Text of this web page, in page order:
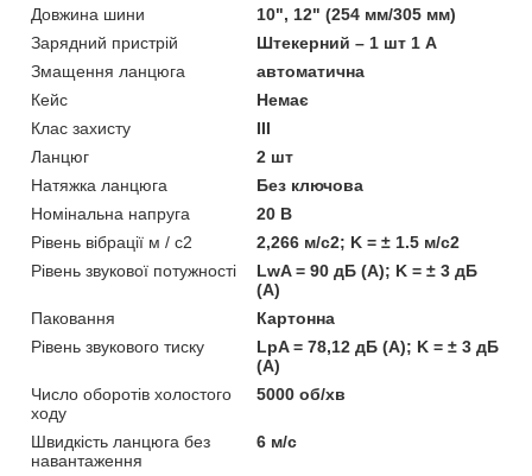
Довжина шини
10", 12" (254 мм/305 мм)
Зарядний пристрій
Штекерний – 1 шт 1 А
Змащення ланцюга
автоматична
Кейс
Немає
Клас захисту
III
Ланцюг
2 шт
Натяжка ланцюга
Без ключова
Номінальна напруга
20 В
Рівень вібрації м / с2
2,266 м/с2; K = ± 1.5 м/с2
Рівень звукової потужності
LwA = 90 дБ (А); K = ± 3 дБ
(А)
Паковання
Картонна
Рівень звукового тиску
LpA = 78,12 дБ (А); K = ± 3 дБ
(А)
Число оборотів холостого
ходу
5000 об/хв
Швидкість ланцюга без
навантаження
6 м/с